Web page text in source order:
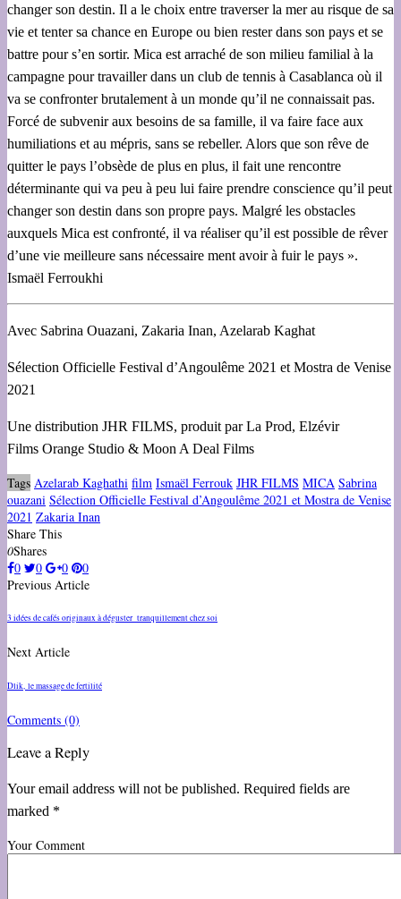
changer son destin. Il a le choix entre traverser la mer au risque de sa
vie et tenter sa chance en Europe ou bien rester dans son pays et se
battre pour s’en sortir. Mica est arraché de son milieu familial à la
campagne pour travailler dans un club de tennis à Casablanca où il
va se confronter brutalement à un monde qu’il ne connaissait pas.
Forcé de subvenir aux besoins de sa famille, il va faire face aux
humiliations et au mépris, sans se rebeller. Alors que son rêve de
quitter le pays l’obsède de plus en plus, il fait une rencontre
déterminante qui va peu à peu lui faire prendre conscience qu’il peut
changer son destin dans son propre pays. Malgré les obstacles
auxquels Mica est confronté, il va réaliser qu’il est possible de rêver
d’une vie meilleure sans nécessaire ment avoir à fuir le pays ».
Ismaël Ferroukhi
Avec Sabrina Ouazani, Zakaria Inan, Azelarab Kaghat
Sélection Officielle Festival d’Angoulême 2021 et Mostra de Venise
2021
Une distribution JHR FILMS, produit par La Prod, Elzévir
Films Orange Studio & Moon A Deal Films
Tags Azelarab Kaghathi film Ismaël Ferrouk JHR FILMS MICA Sabrina
ouazani Sélection Officielle Festival d’Angoulême 2021 et Mostra de Venise
2021 Zakaria Inan
Share This
0Shares
0
0 0
0
Previous Article
3 idées de cafés originaux à déguster tranquillement chez soi
Next Article
Dlik, le massage de fertilité
Comments (0)
Leave a Reply
Your email address will not be published. Required fields are
marked *
Your Comment